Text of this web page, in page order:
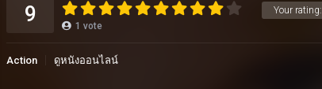
Your rating:
9 1 vote
Action ดูหนังออนไลน์